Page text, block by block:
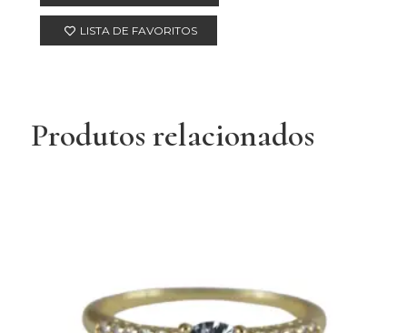
LISTA DE FAVORITOS
Produtos relacionados